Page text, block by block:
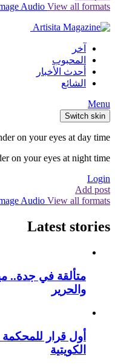
Audio View all formats
آخر
المحبوب
أحدث الأخبار
الشائع
Menu
Switch skin
on your eyes at day time.
on your eyes at night time.
Login
Add post
Audio View all formats
Latest stories
متألقة في جدة..
والحرير
أول قرار
الكويتية